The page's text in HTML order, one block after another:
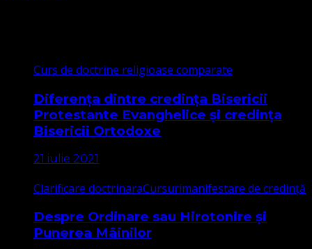
Curs de doctrine religioase comparate
Diferența dintre credința Bisericii
Protestante Evanghelice și credința
Bisericii Ortodoxe
21 iulie 2021
Clarificare doctrinaraCursurimanifestare de credință
Despre Ordinare sau Hirotonire și
Punerea Mâinilor